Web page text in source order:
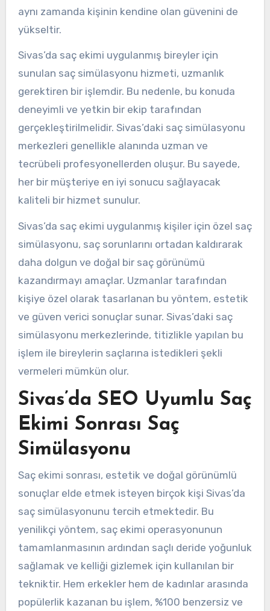
aynı zamanda kişinin kendine olan güvenini de
yükseltir.
Sivas’da saç ekimi uygulanmış bireyler için
sunulan saç simülasyonu hizmeti, uzmanlık
gerektiren bir işlemdir. Bu nedenle, bu konuda
deneyimli ve yetkin bir ekip tarafından
gerçekleştirilmelidir. Sivas’daki saç simülasyonu
merkezleri genellikle alanında uzman ve
tecrübeli profesyonellerden oluşur. Bu sayede,
her bir müşteriye en iyi sonucu sağlayacak
kaliteli bir hizmet sunulur.
Sivas’da saç ekimi uygulanmış kişiler için özel saç
simülasyonu, saç sorunlarını ortadan kaldırarak
daha dolgun ve doğal bir saç görünümü
kazandırmayı amaçlar. Uzmanlar tarafından
kişiye özel olarak tasarlanan bu yöntem, estetik
ve güven verici sonuçlar sunar. Sivas’daki saç
simülasyonu merkezlerinde, titizlikle yapılan bu
işlem ile bireylerin saçlarına istedikleri şekli
vermeleri mümkün olur.
Sivas’da SEO Uyumlu Saç
Ekimi Sonrası Saç
Simülasyonu
Saç ekimi sonrası, estetik ve doğal görünümlü
sonuçlar elde etmek isteyen birçok kişi Sivas’da
saç simülasyonunu tercih etmektedir. Bu
yenilikçi yöntem, saç ekimi operasyonunun
tamamlanmasının ardından saçlı deride yoğunluk
sağlamak ve kelliği gizlemek için kullanılan bir
tekniktir. Hem erkekler hem de kadınlar arasında
popülerlik kazanan bu işlem, %100 benzersiz ve